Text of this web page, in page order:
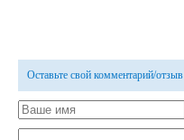
Оставьте свой комментарий/отзыв